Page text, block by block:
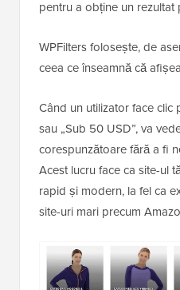
pentru a obține un rezultat
WPFilters folosește, de
ceea ce înseamnă că
Când un utilizator face clic
sau „Sub 50 USD”, va
corespunzătoare fără a fi
Acest lucru face ca site-ul
rapid și modern, la fel ca
site-uri mari precum